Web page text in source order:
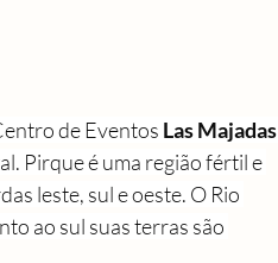
de Eventos Las Majadas
Pirque é uma região fértil e
leste, sul e oeste. O Rio
ao sul suas terras são